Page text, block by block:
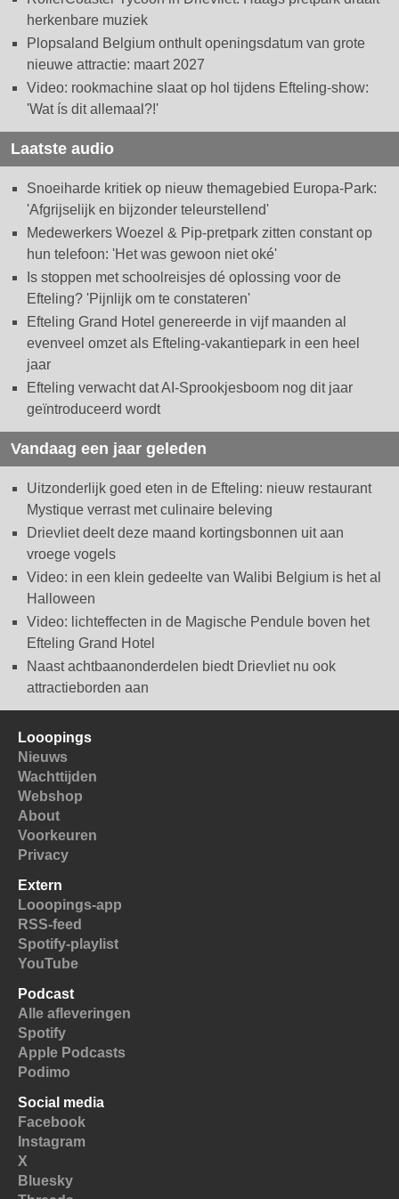
herkenbare muziek
Plopsaland Belgium onthult openingsdatum van grote
nieuwe attractie: maart 2027
Video: rookmachine slaat op hol tijdens Efteling-show:
'Wat ís dit allemaal?!'
Laatste audio
Snoeiharde kritiek op nieuw themagebied Europa-Park:
'Afgrijselijk en bijzonder teleurstellend'
Medewerkers Woezel & Pip-pretpark zitten constant op
hun telefoon: 'Het was gewoon niet oké'
Is stoppen met schoolreisjes dé oplossing voor de
Efteling? 'Pijnlijk om te constateren'
Efteling Grand Hotel genereerde in vijf maanden al
evenveel omzet als Efteling-vakantiepark in een heel
jaar
Efteling verwacht dat AI-Sprookjesboom nog dit jaar
geïntroduceerd wordt
Vandaag een jaar geleden
Uitzonderlijk goed eten in de Efteling: nieuw restaurant
Mystique verrast met culinaire beleving
Drievliet deelt deze maand kortingsbonnen uit aan
vroege vogels
Video: in een klein gedeelte van Walibi Belgium is het al
Halloween
Video: lichteffecten in de Magische Pendule boven het
Efteling Grand Hotel
Naast achtbaanonderdelen biedt Drievliet nu ook
attractieborden aan
Looopings
Nieuws
Wachttijden
Webshop
About
Voorkeuren
Privacy
Extern
Looopings-app
RSS-feed
Spotify-playlist
YouTube
Podcast
Alle afleveringen
Spotify
Apple Podcasts
Podimo
Social media
Facebook
Instagram
X
Bluesky